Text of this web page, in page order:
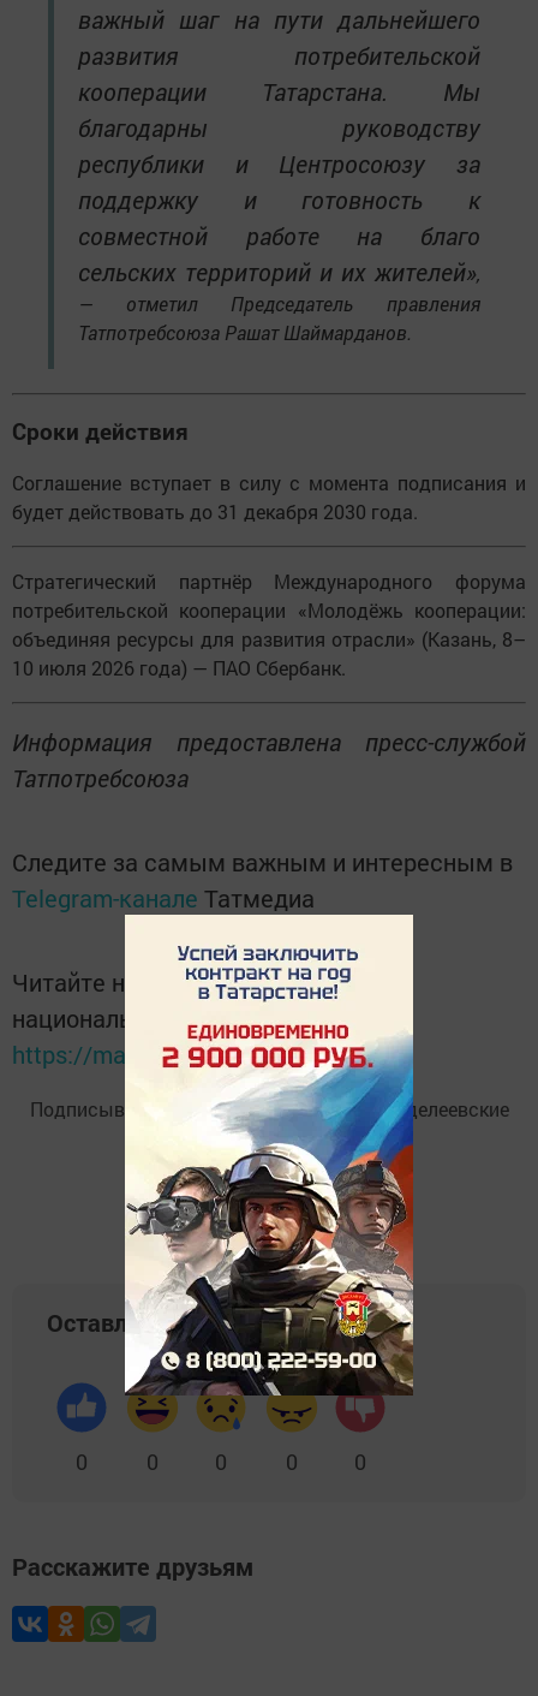
важный шаг на пути дальнейшего
развития потребительской
кооперации Татарстана. Мы
благодарны руководству
республики и Центросоюзу за
поддержку и готовность к
совместной работе на благо
сельских территорий и их жителей»,
— отметил Председатель правления
Татпотребсоюза Рашат Шаймарданов.
Сроки действия
Соглашение вступает в силу с момента подписания и
будет действовать до 31 декабря 2030 года.
Стратегический партнёр Международного форума
потребительской кооперации «Молодёжь кооперации:
объединяя ресурсы для развития отрасли» (Казань, 8–
10 июля 2026 года) — ПАО Сбербанк.
Информация предоставлена пресс-службой
Татпотребсоюза
Следите за самым важным и интересным в
Telegram-канале Татмедиа
Читайте новости Татарстана в
национальном мессенджере MАХ:
https://max.ru/tatmedia
Подписывайтесь наTelegram-канал«Менделеевские
новости»
Оставляйте реакции
0 0 0 0 0
Расскажите друзьям